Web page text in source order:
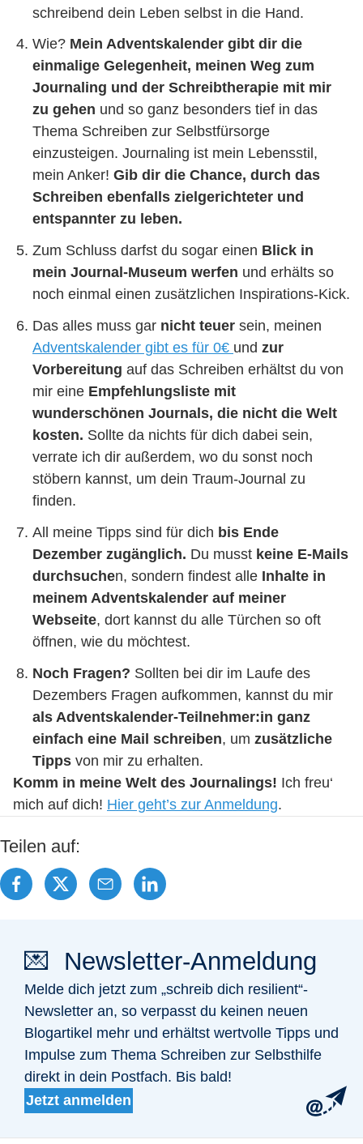
schreibend dein Leben selbst in die Hand.
Wie? Mein Adventskalender gibt dir die
einmalige Gelegenheit, meinen Weg zum
Journaling und der Schreibtherapie mit mir
zu gehen und so ganz besonders tief in das
Thema Schreiben zur Selbstfürsorge
einzusteigen. Journaling ist mein Lebensstil,
mein Anker! Gib dir die Chance, durch das
Schreiben ebenfalls zielgerichteter und
entspannter zu leben.
Zum Schluss darfst du sogar einen Blick in
mein Journal-Museum werfen und erhälts so
noch einmal einen zusätzlichen Inspirations-Kick.
Das alles muss gar nicht teuer sein, meinen
Adventskalender gibt es für 0€ und zur
Vorbereitung auf das Schreiben erhältst du von
mir eine Empfehlungsliste mit
wunderschönen Journals, die nicht die Welt
kosten. Sollte da nichts für dich dabei sein,
verrate ich dir außerdem, wo du sonst noch
stöbern kannst, um dein Traum-Journal zu
finden.
All meine Tipps sind für dich bis Ende
Dezember zugänglich. Du musst keine E-Mails
durchsuchen, sondern findest alle Inhalte in
meinem Adventskalender auf meiner
Webseite, dort kannst du alle Türchen so oft
öffnen, wie du möchtest.
Noch Fragen? Sollten bei dir im Laufe des
Dezembers Fragen aufkommen, kannst du mir
als Adventskalender-Teilnehmer:in ganz
einfach eine Mail schreiben, um zusätzliche
Tipps von mir zu erhalten.
Komm in meine Welt des Journalings! Ich freu‘
mich auf dich! Hier geht’s zur Anmeldung.
Teilen auf:
💌 Newsletter-Anmeldung
Melde dich jetzt zum „schreib dich resilient“-
Newsletter an, so verpasst du keinen neuen
Blogartikel mehr und erhältst wertvolle Tipps und
Impulse zum Thema Schreiben zur Selbsthilfe
direkt in dein Postfach. Bis bald!
Jetzt anmelden